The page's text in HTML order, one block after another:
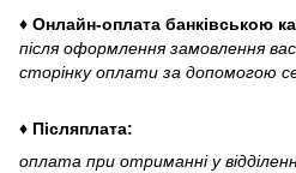
♦ Онлайн-оплата банківською
після оформлення замовлення
сторінку оплати за допомогою
♦ Післяплата:
оплата при отриманні у